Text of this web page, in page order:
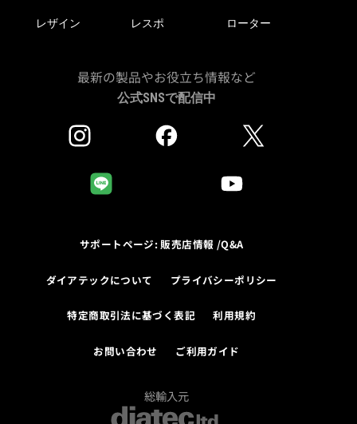
レザイン レスポ ローター
最新の製品やお役立ち情報など
公式SNSで配信中
サポートページ: 販売店情報 /Q&A
ダイアテックについて プライバシーポリシー
特定商取引法に基づく表記 利用規約
お問い合わせ ご利用ガイド
総輸入元